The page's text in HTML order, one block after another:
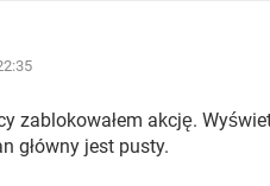
zablokowałem akcję.
główny jest pusty.